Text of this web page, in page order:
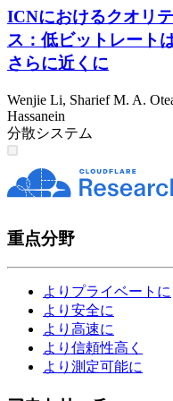
ICNにおけるクオリ
ス：低ビットレート
さらに近くに
Wenjie Li, Sharief M. A.
Hassanein
分散システム
重点分野
よりプライベートに
より安全に
より高速に
より信頼性高く
より測定可能に